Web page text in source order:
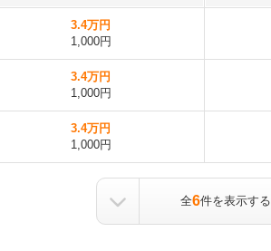
3.4万円
1,000円
3.4万円
1,000円
3.4万円
1,000円
全6件を表示する